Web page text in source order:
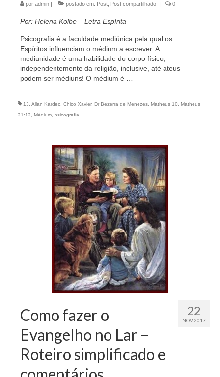
por admin | postado em: Post Post compartilhado | 0
Por: Helena Kolbe – Letra Espírita
Psicografia é a faculdade mediúnica pela qual os
Espíritos influenciam o médium a escrever. A
mediunidade é uma habilidade do corpo físico,
independentemente da religião, inclusive, até ateus
podem ser médiuns! O médium é …
13 Allan Kardec Chico Xavier, Dr Bezerra de Menezes Matheus 10
Matheus
21:12
Médium psicografia
22
NOV 2017
Como fazer o
Evangelho no Lar –
Roteiro simplificado e